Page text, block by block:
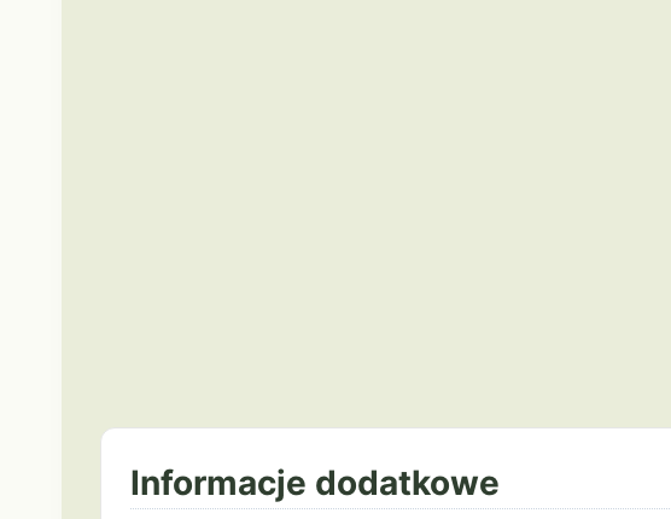
Informacje dodatkowe